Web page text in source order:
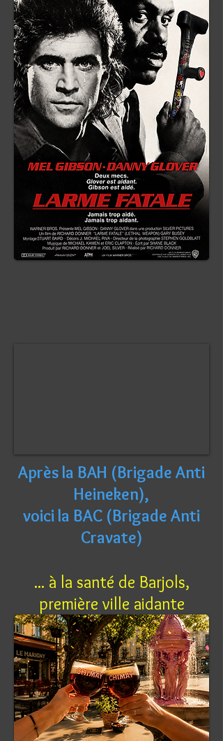
Après la BAH (Brigade Anti
Heineken),
voici la BAC (Brigade Anti
Cravate)
... à la santé de Barjols,
première ville aidante